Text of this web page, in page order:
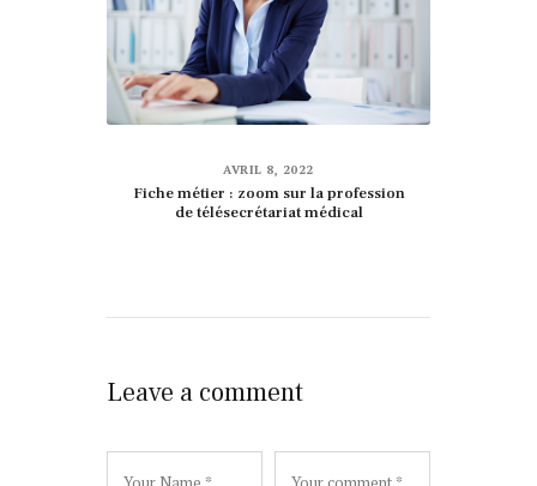
AVRIL 8, 2022
Fiche métier : zoom sur la profession
de télésecrétariat médical
Leave a comment